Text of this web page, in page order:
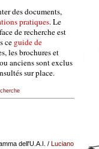
des documents,
pratiques. Le
de recherche est
ce guide de
les brochures et
anciens sont exclus
sur place.
dell'U.A.I. / Luciano